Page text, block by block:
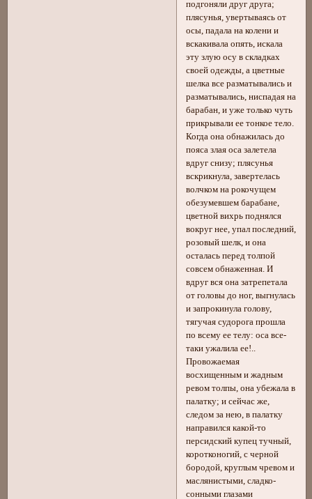
подгоняли друг друга;
плясунья, увертываясь от
осы, падала на колени и
вскакивала опять, искала
эту злую осу в складках
своей одежды, а цветные
шелка все разматывались и
разматывались, ниспадая на
барабан, и уже только чуть
прикрывали ее тонкое тело.
Когда она обнажилась до
пояса злая оса залетела
вдруг снизу; плясунья
вскрикнула, завертелась
волчком на рокочущем
обезумевшем барабане,
цветной вихрь поднялся
вокруг нее, упал последний,
розовый шелк, и она
осталась перед толпой
совсем обнаженная. И
вдруг вся она затрепетала
от головы до ног, выгнулась
и запрокинула голову,
тягучая судорога прошла
по всему ее телу: оса все-
таки ужалила ее!..
Провожаемая
восхищенным и жадным
ревом толпы, она убежала в
палатку; и сейчас же,
следом за нею, в палатку
направился какой-то
персидский купец тучный,
коротконогий, с черной
бородой, круглым чревом и
маслянистыми, сладко-
сонными глазами